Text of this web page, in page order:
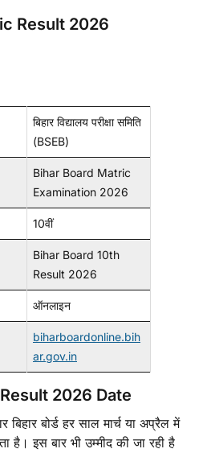
Result 2026
बिहार विद्यालय परीक्षा समिति
(BSEB)
Bihar Board Matric
Examination 2026
10वीं
Bihar Board 10th
Result 2026
ऑनलाइन
biharboardonline.bih
ar.gov.in
2026 Date
बोर्ड हर साल मार्च या अप्रैल में
है। इस बार भी उम्मीद की जा रही है